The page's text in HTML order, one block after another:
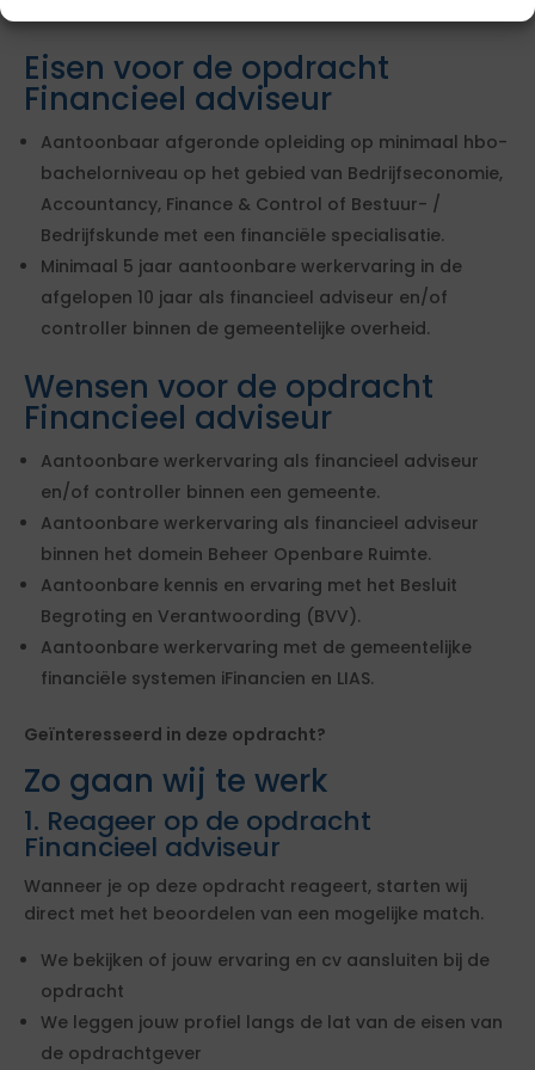
Eisen voor de opdracht
Financieel adviseur
Aantoonbaar afgeronde opleiding op minimaal hbo-
bachelorniveau op het gebied van Bedrijfseconomie,
Accountancy, Finance & Control of Bestuur- /
Bedrijfskunde met een financiële specialisatie.
Minimaal 5 jaar aantoonbare werkervaring in de
afgelopen 10 jaar als financieel adviseur en/of
controller binnen de gemeentelijke overheid.
Wensen voor de opdracht
Financieel adviseur
Aantoonbare werkervaring als financieel adviseur
en/of controller binnen een gemeente.
Aantoonbare werkervaring als financieel adviseur
binnen het domein Beheer Openbare Ruimte.
Aantoonbare kennis en ervaring met het Besluit
Begroting en Verantwoording (BVV).
Aantoonbare werkervaring met de gemeentelijke
financiële systemen iFinancien en LIAS.
Geïnteresseerd in deze opdracht?
Zo gaan wij te werk
1. Reageer op de opdracht
Financieel adviseur
Wanneer je op deze opdracht reageert, starten wij
direct met het beoordelen van een mogelijke match.
We bekijken of jouw ervaring en cv aansluiten bij de
opdracht
We leggen jouw profiel langs de lat van de eisen van
de opdrachtgever